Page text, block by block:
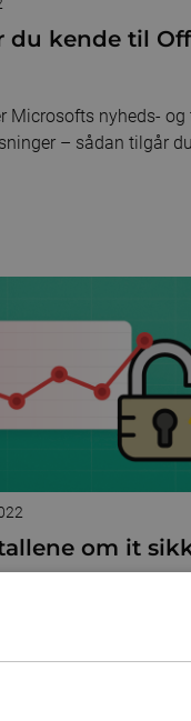
du kende til
Microsofts nyheds-
– sådan tilgår
om it